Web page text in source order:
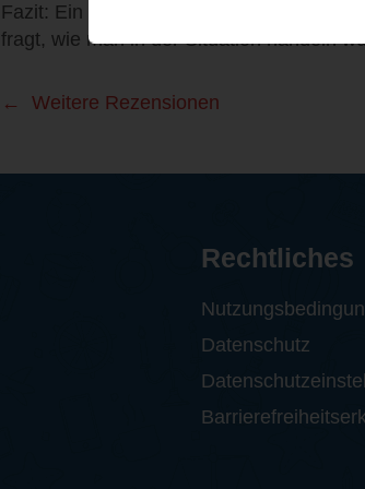
Fazit: Ein sehr schönes,
fragt, wie man in der Situation handeln
Weitere Rezensionen
Rechtliches
Datenschutz